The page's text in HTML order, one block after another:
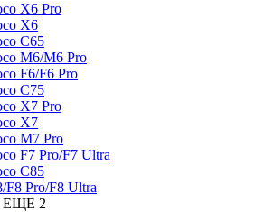
X6 Pro
X6
C65
M6/M6 Pro
F6/F6 Pro
C75
X7 Pro
X7
M7 Pro
F7 Pro/F7 Ultra
C85
F8 Pro/F8 Ultra
2